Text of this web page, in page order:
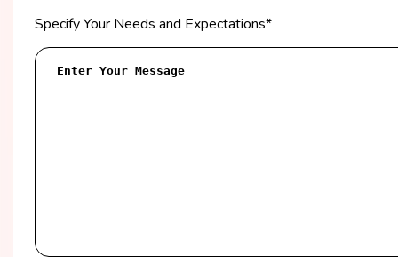
Specify Your Needs and Expectations*